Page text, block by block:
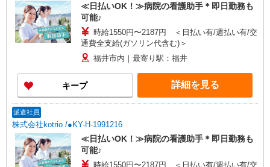
≪日払いOK！≫病院の看護助手＊即日勤務も
可能♪
時給1550円〜2187円 ＜日払い有/週払い有/交
通費全支給(ガソリン代含む)＞
福井市内｜最寄り駅：福井
キープ 詳細を見る
派遣社員
株式会社kotrio /●KY-H-1991216
≪日払いOK！≫病院の看護助手＊即日勤務も
可能♪
時給1550円〜2187円 ＜日払い有/週払い有/交